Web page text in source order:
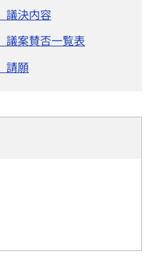
議決内容
案賛否一覧表
請願